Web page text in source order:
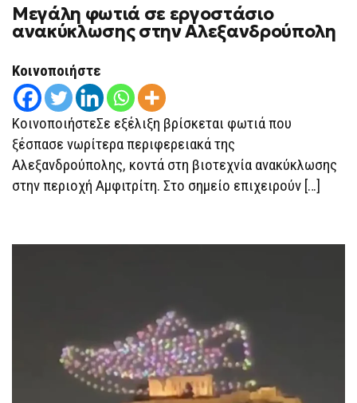
Μεγάλη φωτιά σε εργοστάσιο
ανακύκλωσης στην Αλεξανδρούπολη
Κοινοποιήστε
ΚοινοποιήστεΣε εξέλιξη βρίσκεται φωτιά που
ξέσπασε νωρίτερα περιφερειακά της
Αλεξανδρούπολης, κοντά στη βιοτεχνία ανακύκλωσης
στην περιοχή Αμφιτρίτη. Στο σημείο επιχειρούν […]